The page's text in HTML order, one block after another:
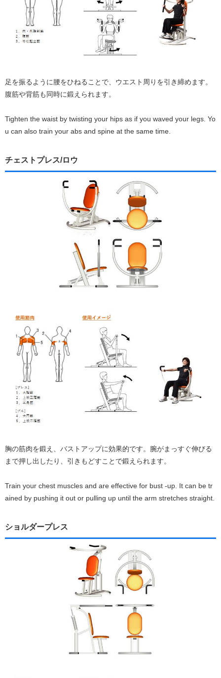
足を振るように腰をひねることで、ウエスト周りを引き締めます。
腹筋や背筋も同時に鍛えられます。
Tighten the waist by twisting your hips as if you waved your legs. Yo
u can also train your abs and spine at the same time.
チェストプレス/ロウ
胸の筋肉を鍛え、バストアップに効果的です。腕がまっすぐ伸びる
まで押し出したり、引きもどすことで鍛えられます。
Train your chest muscles and are effective for bust -up. It can be tr
ained by pushing it out or pulling up until the arm stretches straight.
ショルダープレス